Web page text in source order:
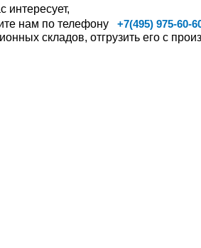
интересует,
нам по телефону +7(495) 975-60-
складов, отгрузить его с